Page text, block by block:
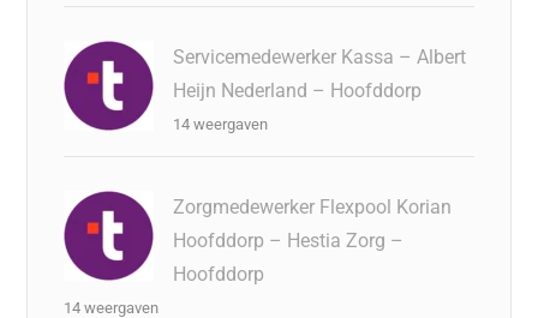
Servicemedewerker Kassa – Albert
Heijn Nederland – Hoofddorp
14 weergaven
Zorgmedewerker Flexpool Korian
Hoofddorp – Hestia Zorg –
Hoofddorp
14 weergaven